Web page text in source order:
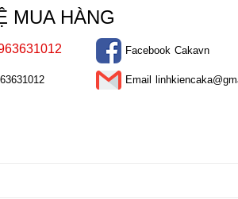
MUA HÀNG
Facebook Cakavn
Email